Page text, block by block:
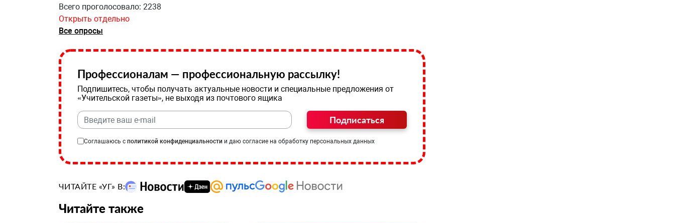
Всего проголосовало: 2238
Открыть отдельно
Все опросы
Профессионалам — профессиональную рассылку!
Подпишитесь, чтобы получать актуальные новости и специальные предложения от
«Учительской газеты», не выходя из почтового ящика
Подписаться
Соглашаюсь с политикой конфиденциальности и даю согласие на обработку персональных данных
ЧИТАЙТЕ «УГ» В:
Читайте также